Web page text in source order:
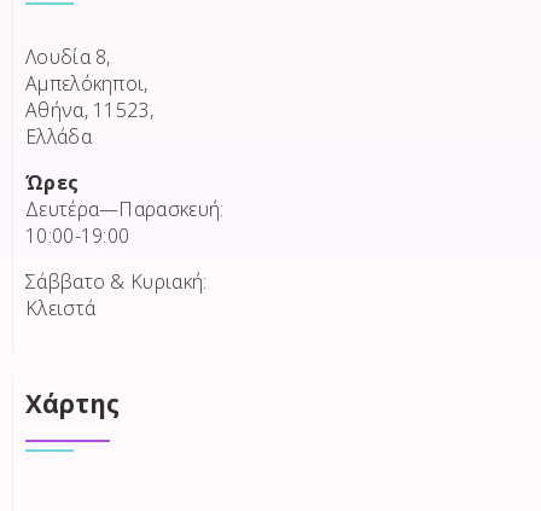
Λουδία 8,
Αμπελόκηποι,
Αθήνα, 11523,
Ελλάδα
Ώρες
Δευτέρα—Παρασκευή:
10:00-19:00
Σάββατο & Κυριακή:
Κλειστά
Χάρτης